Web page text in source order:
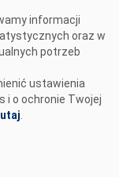
informacji
oraz w
potrzeb
ustawienia
i o ochronie Twojej